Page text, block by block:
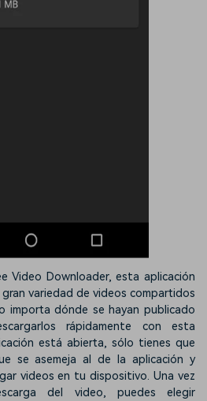
Video Downloader, esta aplicación
variedad de videos compartidos
importa dónde se hayan publicado
rápidamente con esta
está abierta, sólo tienes que
se asemeja al de la aplicación y
videos en tu dispositivo. Una vez
del video, puedes elegir